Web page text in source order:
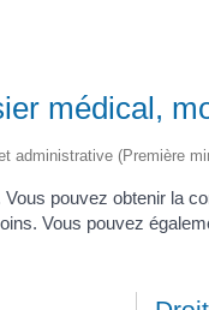
médical,
administrative (Première
pouvez obtenir la
Vous pouvez